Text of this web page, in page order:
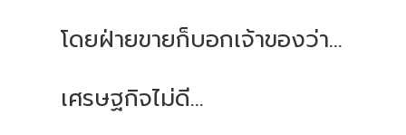
โดยฝ่ายขายก็บอกเจ้าของว่า...
เศรษฐกิจไม่ดี...